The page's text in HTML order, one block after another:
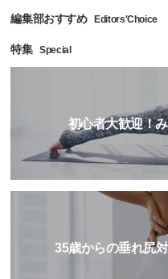
編集部おすすめ Editors'Choice
特集 Special
初心者大歓迎！
35歳からの垂れ尻